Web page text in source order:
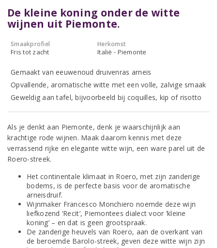
De kleine koning onder de witte
wijnen uit Piemonte.
Smaakprofiel
Fris tot zacht
Herkomst
Italië - Piemonte
Gemaakt van eeuwenoud druivenras arneis
Opvallende, aromatische witte met een volle, zalvige smaak
Geweldig aan tafel, bijvoorbeeld bij coquilles, kip of risotto
Als je denkt aan Piemonte, denk je waarschijnlijk aan
krachtige rode wijnen. Maak daarom kennis met deze
verrassend rijke en elegante witte wijn, een ware parel uit de
Roero-streek.
Het continentale klimaat in Roero, met zijn zanderige
bodems, is de perfecte basis voor de aromatische
arneisdruif.
Wijnmaker Francesco Monchiero noemde deze wijn
liefkozend ‘Recit’, Piemontees dialect voor ‘kleine
koning’ – en dat is geen grootspraak.
De zanderige heuvels van Roero, aan de overkant van
de beroemde Barolo-streek, geven deze witte wijn zijn